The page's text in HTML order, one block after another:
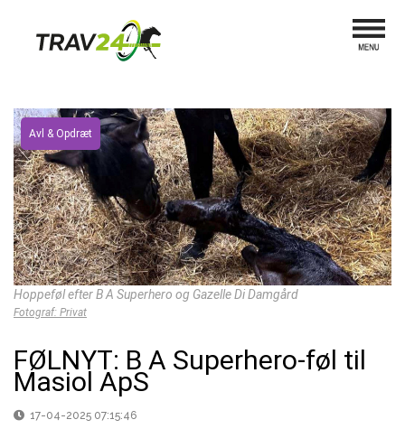
Avl & Opdræt
Hoppeføl efter B A Superhero og Gazelle Di Damgård
Fotograf: Privat
FØLNYT: B A Superhero-føl til
Masiol ApS
17-04-2025 07:15:46